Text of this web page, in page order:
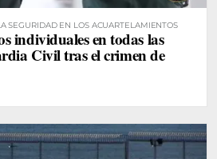
SEGURIDAD EN LOS ACUARTELAMIENTOS
individuales en todas las
Civil tras el crimen de